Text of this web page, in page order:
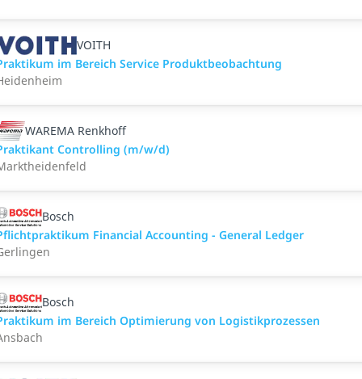
VOITH
im Bereich Service Produktbeobachtung
WAREMA Renkhoff
Controlling (m/w/d)
Bosch
Financial Accounting - General Ledger
Bosch
im Bereich Optimierung von Logistikprozessen